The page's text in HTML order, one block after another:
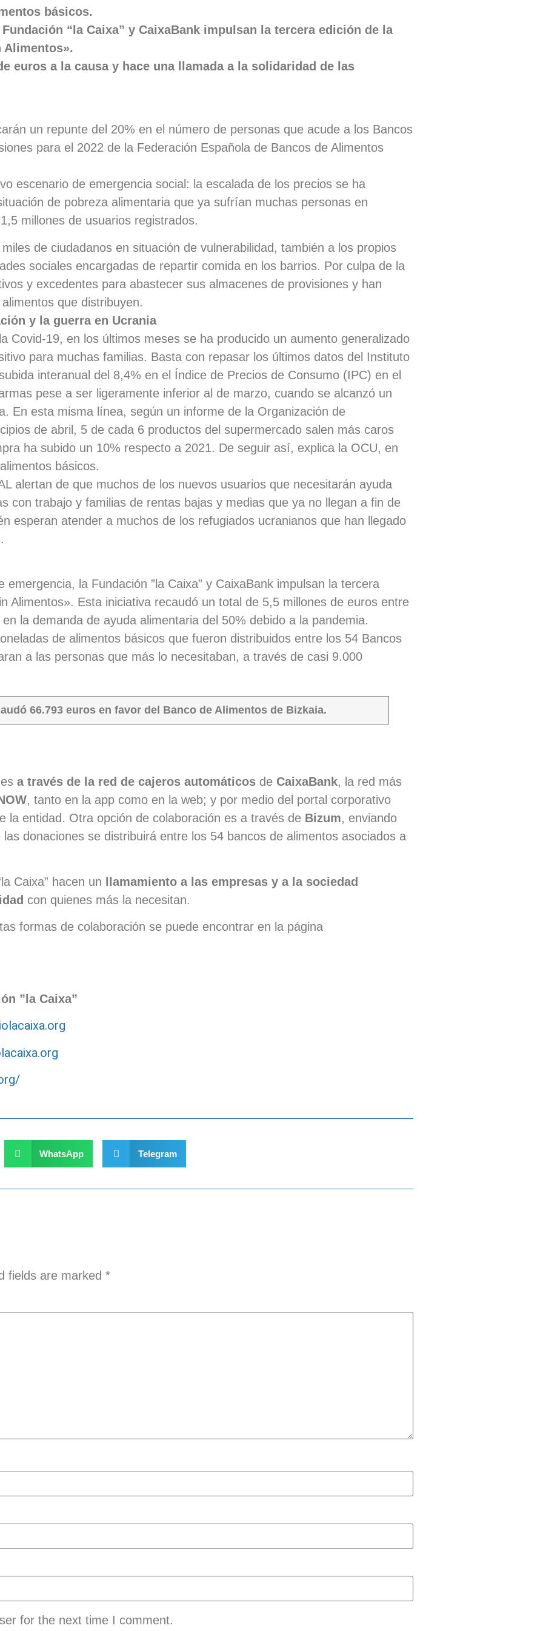
básicos.
“la Caixa” y CaixaBank impulsan la tercera edición de la
Alimentos».
euros a la causa y hace una llamada a la solidaridad de las
un repunte del 20% en el número de personas que acude a los Bancos
para el 2022 de la Federación Española de Bancos de Alimentos
escenario de emergencia social: la escalada de los precios se ha
de pobreza alimentaria que ya sufrían muchas personas en
millones de usuarios registrados.
de ciudadanos en situación de vulnerabilidad, también a los propios
sociales encargadas de repartir comida en los barrios. Por culpa de la
y excedentes para abastecer sus almacenes de provisiones y han
que distribuyen.
y la guerra en Ucrania
Covid-19, en los últimos meses se ha producido un aumento generalizado
para muchas familias. Basta con repasar los últimos datos del Instituto
interanual del 8,4% en el Índice de Precios de Consumo (IPC) en el
pese a ser ligeramente inferior al de marzo, cuando se alcanzó un
En esta misma línea, según un informe de la Organización de
de abril, 5 de cada 6 productos del supermercado salen más caros
ha subido un 10% respecto a 2021. De seguir así, explica la OCU, en
básicos.
alertan de que muchos de los nuevos usuarios que necesitarán ayuda
con trabajo y familias de rentas bajas y medias que ya no llegan a fin de
esperan atender a muchos de los refugiados ucranianos que han llegado
la Fundación ”la Caixa” y CaixaBank impulsan la tercera
Alimentos». Esta iniciativa recaudó un total de 5,5 millones de euros entre
la demanda de ayuda alimentaria del 50% debido a la pandemia.
de alimentos básicos que fueron distribuidos entre los 54 Bancos
a las personas que más lo necesitaban, a través de casi 9.000
66.793 euros en favor del Banco de Alimentos de Bizkaia.
a través de la red de cajeros automáticos de CaixaBank, la red más
, tanto en la app como en la web; y por medio del portal corporativo
la entidad. Otra opción de colaboración es a través de Bizum, enviando
donaciones se distribuirá entre los 54 bancos de alimentos asociados a
Caixa” hacen un
llamamiento a las empresas y a la sociedad
con quienes más la necesitan.
formas de colaboración se puede encontrar en la página
”la Caixa”
WhatsApp Telegram
fields are marked *
for the next time I comment.